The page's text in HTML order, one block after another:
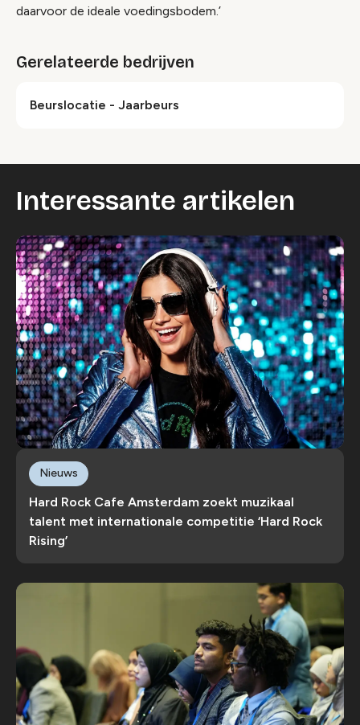
daarvoor de ideale voedingsbodem.’
Gerelateerde bedrijven
Beurslocatie - Jaarbeurs
Interessante artikelen
Hard Rock Cafe Amsterdam zoekt muzikaal
talent met internationale competitie ‘Hard Rock
Rising’
Nieuws